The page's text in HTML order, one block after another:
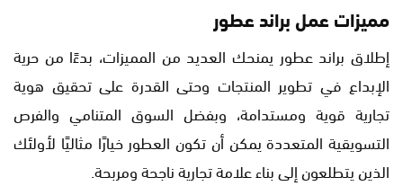
مميزات عمل براند عطور
إطلاق براند عطور يمنحك العديد من المميزات، بدءًا من حرية
الإبداع في تطوير المنتجات وحتى القدرة على تحقيق هوية
تجارية قوية ومستدامة، وبفضل السوق المتنامي والفرص
التسويقية المتعددة يمكن أن تكون العطور خيارًا مثاليًا لأولئك
الذين يتطلعون إلى بناء علامة تجارية ناجحة ومربحة.